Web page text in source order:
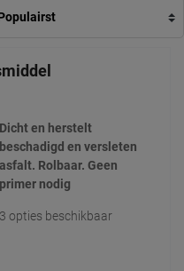
Dicht en herstelt
beschadigd en versleten
asfalt. Rolbaar. Geen
primer nodig
3 opties beschikbaar